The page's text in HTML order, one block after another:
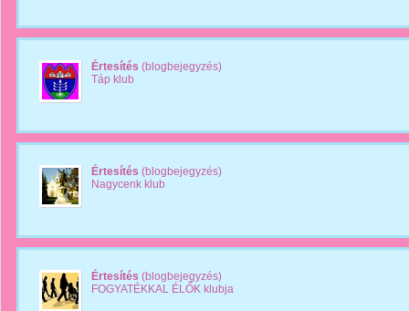
Értesítés (blogbejegyzés)
Táp klub
Értesítés (blogbejegyzés)
Nagycenk klub
Értesítés (blogbejegyzés)
FOGYATÉKKAL ÉLŐK klubja